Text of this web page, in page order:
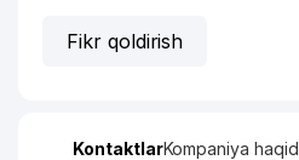
Fikr qoldirish
KontaktlarKompaniya